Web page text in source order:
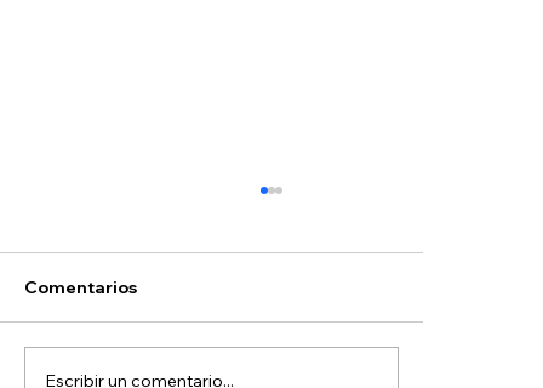
Comentarios
Escribir un comentario...